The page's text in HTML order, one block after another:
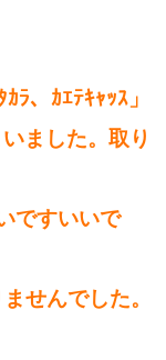
ﾗ、ｶｴﾃｷｬｯｽ」
ました。取り
ですいいで
せんでした。